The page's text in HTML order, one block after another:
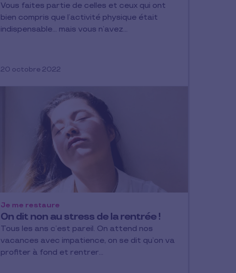
Vous faites partie de celles et ceux qui ont
bien compris que l’activité physique était
indispensable… mais vous n’avez…
20 octobre 2022
On dit non au stress de la rentrée !
Je me restaure
Tous les ans c’est pareil. On attend nos
vacances avec impatience, on se dit qu’on va
profiter à fond et rentrer…